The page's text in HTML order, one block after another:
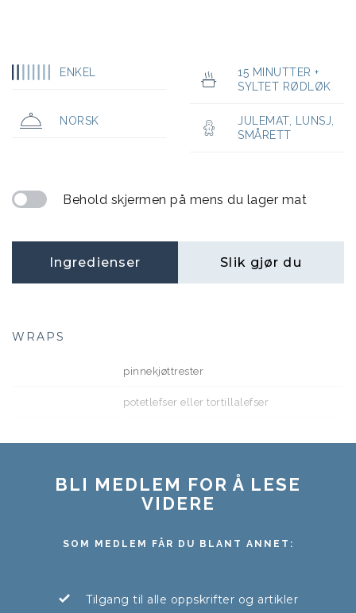
ENKEL
15 MINUTTER +
SYLTET RØDLØK
NORSK JULEMAT, LUNSJ,
SMÅRETT
Behold skjermen på mens du lager mat
Ingredienser Slik gjør du
WRAPS
pinnekjøttrester
potetlefser eller tortillalefser
BLI MEDLEM FOR Å LESE
VIDERE
SOM MEDLEM FÅR DU BLANT ANNET:
Tilgang til alle oppskrifter og artikler